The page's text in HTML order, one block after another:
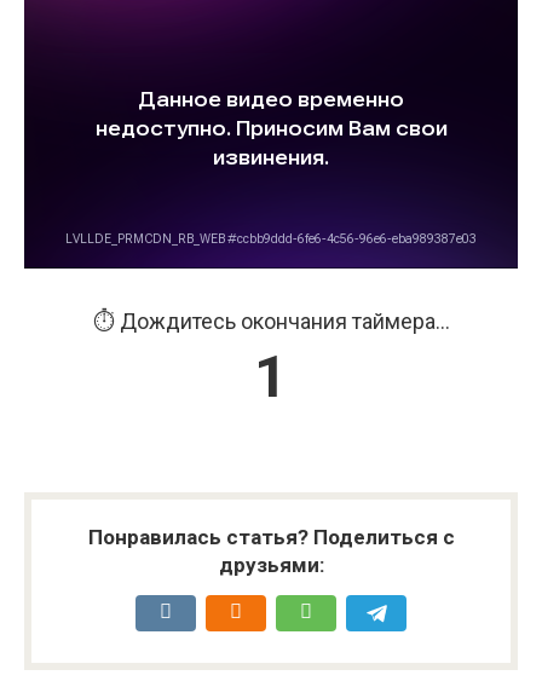
⏱️ Дождитесь окончания таймера...
0
Понравилась статья? Поделиться с
друзьями: